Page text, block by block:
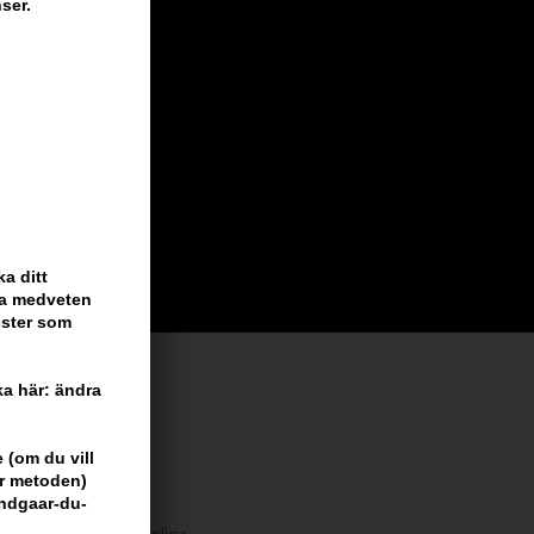
ditt
medveten
som
här: ändra
(om du vill
metoden)
du-